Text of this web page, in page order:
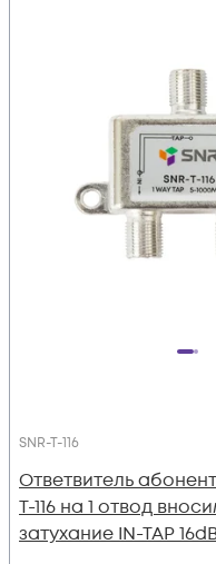
SNR-T-116
Ответвитель
T-116 на 1 отвод
затухание IN-TAP